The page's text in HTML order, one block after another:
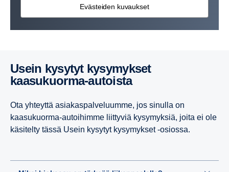
Evästeiden kuvaukset
Usein kysytyt kysymykset
kaasukuorma-​autoista
Ota yhteyttä asiakaspalveluumme, jos sinulla on
kaasukuorma-autoihimme liittyviä kysymyksiä, joita ei ole
käsitelty tässä Usein kysytyt kysymykset -osiossa.